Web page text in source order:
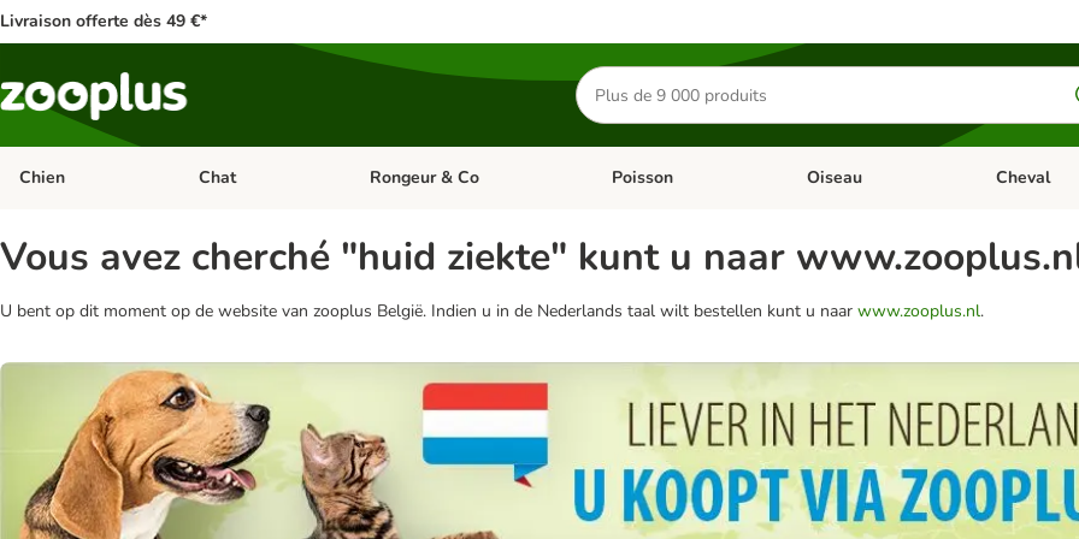
Livraison offerte dès 49 €*
Rechercher
des
produits
Chien Dérouler les catégories: Chien
Chat Dérouler les catégories: Chat
Rongeur & Co Dérouler les catégories: Rongeur & Co
Poisson Dérouler les catégories: Poisson
Oiseau Dérouler les
Cheval
Vous avez cherché "huid ziekte" kunt u naar
U bent op dit moment op de website van zooplus België. Indien u in de Nederlands taal wilt bestellen kunt u naar www.zooplus.nl.